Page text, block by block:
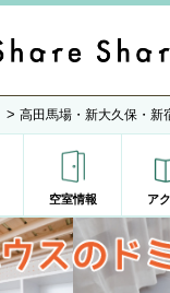
> 高田馬場・新大久保・新
空室情報 ア